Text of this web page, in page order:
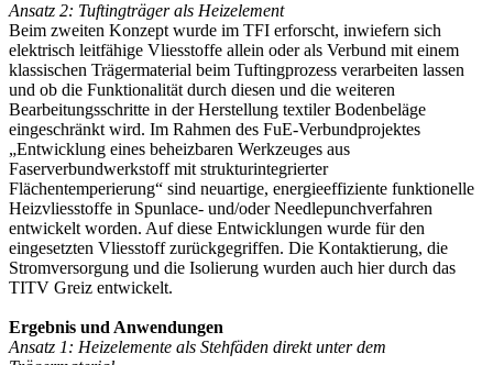
Ansatz 2: Tuftingträger als Heizelement
Beim zweiten Konzept wurde im TFI erforscht, inwiefern sich
elektrisch leitfähige Vliesstoffe allein oder als Verbund mit einem
klassischen Trägermaterial beim Tuftingprozess verarbeiten lassen
und ob die Funktionalität durch diesen und die weiteren
Bearbeitungsschritte in der Herstellung textiler Bodenbeläge
eingeschränkt wird. Im Rahmen des FuE-Verbundprojektes
„Entwicklung eines beheizbaren Werkzeuges aus
Faserverbundwerkstoff mit strukturintegrierter
Flächentemperierung“ sind neuartige, energieeffiziente funktionelle
Heizvliesstoffe in Spunlace‑ und/oder Needlepunchverfahren
entwickelt worden. Auf diese Entwicklungen wurde für den
eingesetzten Vliesstoff zurückgegriffen. Die Kontaktierung, die
Stromversorgung und die Isolierung wurden auch hier durch das
TITV Greiz entwickelt.
Ergebnis und Anwendungen
Ansatz 1: Heizelemente als Stehfäden direkt unter dem